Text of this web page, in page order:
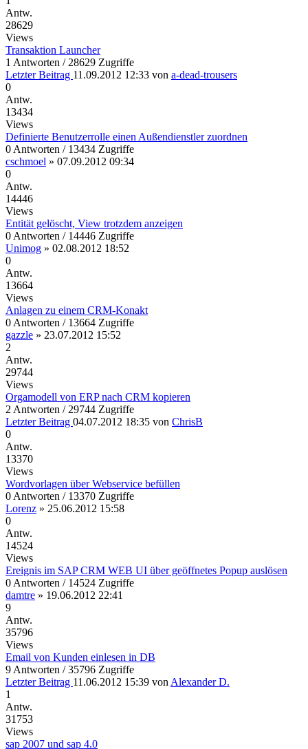
Antw.
28629
Views
Transaktion Launcher
1 Antworten / 28629 Zugriffe
Letzter Beitrag 11.09.2012 12:33 von a-dead-trousers
0
Antw.
13434
Views
Definierte Benutzerrolle einen Außendienstler zuordnen
0 Antworten / 13434 Zugriffe
cschmoel » 07.09.2012 09:34
0
Antw.
14446
Views
Entität gelöscht, View trotzdem anzeigen
0 Antworten / 14446 Zugriffe
Unimog » 02.08.2012 18:52
0
Antw.
13664
Views
Anlagen zu einem CRM-Konakt
0 Antworten / 13664 Zugriffe
gazzle » 23.07.2012 15:52
2
Antw.
29744
Views
Orgamodell von ERP nach CRM kopieren
2 Antworten / 29744 Zugriffe
Letzter Beitrag 04.07.2012 18:35 von ChrisB
0
Antw.
13370
Views
Wordvorlagen über Webservice befüllen
0 Antworten / 13370 Zugriffe
Lorenz » 25.06.2012 15:58
0
Antw.
14524
Views
Ereignis im SAP CRM WEB UI über geöffnetes Popup auslösen
0 Antworten / 14524 Zugriffe
damtre » 19.06.2012 22:41
9
Antw.
35796
Views
Email von Kunden einlesen in DB
9 Antworten / 35796 Zugriffe
Letzter Beitrag 11.06.2012 15:39 von Alexander D.
1
Antw.
31753
Views
sap 2007 und sap 4.0